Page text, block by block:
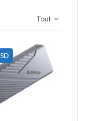
Tout